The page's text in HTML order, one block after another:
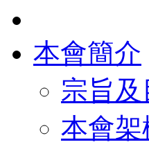
本會簡介
宗旨及
本會架